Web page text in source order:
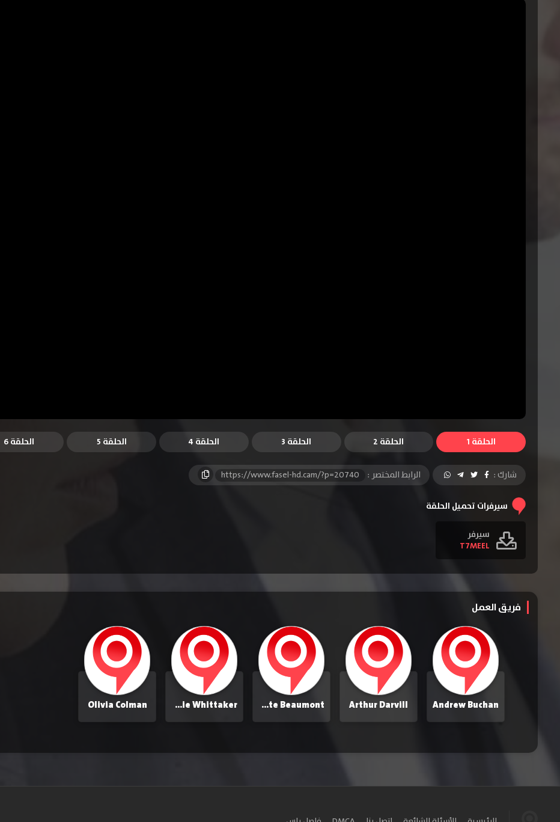
الحلقة 1 الحلقة 2 الحلقة 3 الحلقة 4 الحلقة 5 الحلقة 6
شارك : الرابط المختصر : https://www.fasel-hd.cam/?p=20740
سيرفرات تحميل الحلقة
سيرفر
T7MEEL
فريق العمل
Andrew Buchan
Arthur Darvill
Charlotte Beaumont
Jodie Whittaker
Olivia Colman